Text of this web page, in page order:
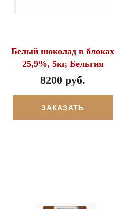
Белый шоколад в блоках
25,9%, 5кг, Бельгия
8200 руб.
ЗАКАЗАТЬ